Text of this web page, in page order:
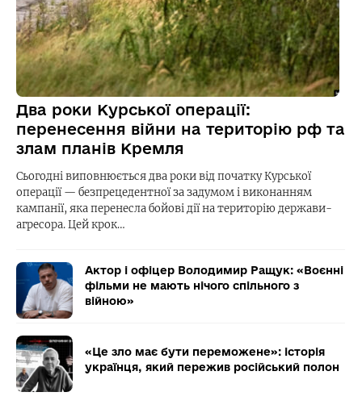
Два роки Курської операції:
перенесення війни на територію рф та
злам планів Кремля
Сьогодні виповнюється два роки від початку Курської
операції — безпрецедентної за задумом і виконанням
кампанії, яка перенесла бойові дії на територію держави-
агресора. Цей крок…
Актор і офіцер Володимир Ращук: «Воєнні
фільми не мають нічого спільного з
війною»
«Це зло має бути переможене»: історія
українця, який пережив російський полон